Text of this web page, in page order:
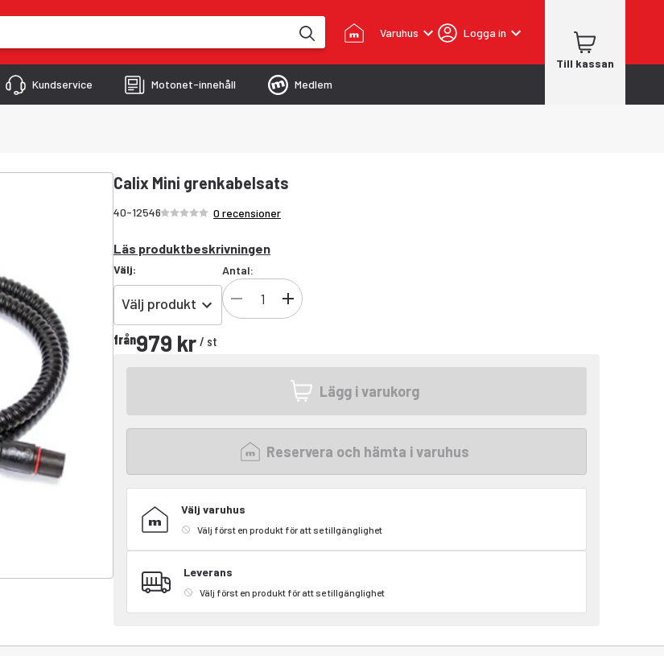
Varuhus Logga in
Till kassan
Kundservice Motonet-innehåll Medlem
Calix Mini grenkabelsats
40-12546Betyg /5 stjärnor
0 recensioner
Läs produktbeskrivningen
Välj:
Välj produkt
Antal:
från979 kr / st
Lägg i varukorg
Reservera och hämta i varuhus
Välj varuhus
Välj först en produkt för att se tillgänglighet
Leverans
Välj först en produkt för att se tillgänglighet